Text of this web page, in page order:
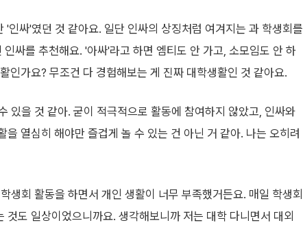
'인싸'였던 것 같아요. 일단 인싸의 상징처럼 여겨지는 과 학생회를
싸를 추천해요. '아싸'라고 하면 엠티도 안 가고, 소모임도 안 하
인가요? 무조건 다 경험해보는 게 진짜 대학생활인 것 같아요.
있을 것 같아. 굳이 적극적으로 활동에 참여하지 않았고, 인싸와
열심히 해야만 즐겁게 놀 수 있는 건 아닌 거 같아. 나는 오히려
생회 활동을 하면서 개인 생활이 너무 부족했거든요. 매일 학생회
도 일상이었으니까요. 생각해보니까 저는 대학 다니면서 대외